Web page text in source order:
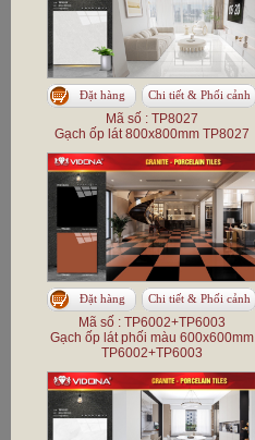
Đặt hàng Chi tiết & Phối cảnh
Mã số : TP8027
Gạch ốp lát 800x800mm TP8027
Đặt hàng Chi tiết & Phối cảnh
Mã số : TP6002+TP6003
Gạch ốp lát phối màu 600x600mm
TP6002+TP6003